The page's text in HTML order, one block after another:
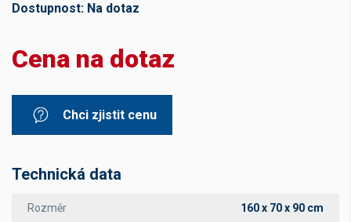
Dostupnost: Na dotaz
Cena na dotaz
Chci zjistit cenu
Technická data
Rozměr 160 x 70 x 90 cm